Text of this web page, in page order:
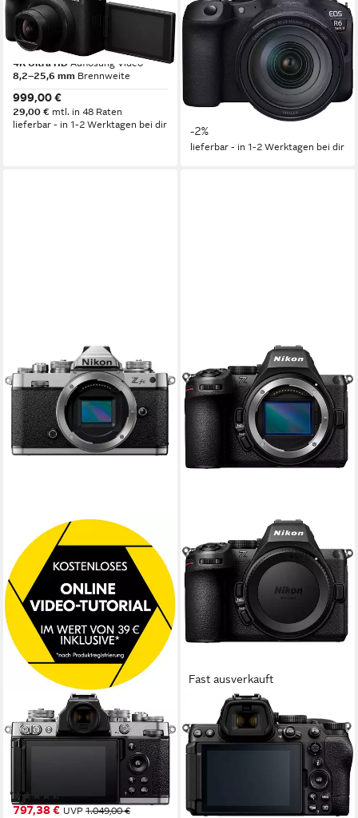
PowerShot V1
Kompaktkamera
22,3 MP Auflösung Foto
4K Ultra HD Auflösung Video
8,2–25,6 mm Brennweite
999,00 €
29,00 € mtl. in 48 Raten
lieferbar - in 1-2 Werktagen bei dir
EOS R6 Mark II
Systemkamera
24,2 MP
Auflösung Foto
4K Ultra HD
Auflösung Video
24-105 mm Brennweite
UVP3.599,00 €
mtl. in 48 Raten
-2%
lieferbar - in 1-2 Werktagen bei dir
NIKON
Z fc Systemkamera
20,9 MP
Auflösung Video
(3)
797,38 € UVP 1.049,00 €
Fast ausverkauft
NIKON
Z5II Systemkamera-Body
24,5 MP Auflösung Foto
Auflösung Video
ab 1.489,72 €
1.899,00 €
43,25 €mtl. in 48 Raten